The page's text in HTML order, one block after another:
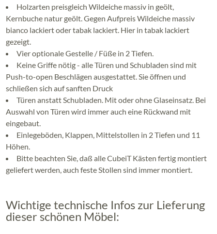
Holzarten preisgleich Wildeiche massiv in geölt,
Kernbuche natur geölt. Gegen Aufpreis Wildeiche massiv
bianco lackiert oder tabak lackiert. Hier in tabak lackiert
gezeigt.
Vier optionale Gestelle / Füße in 2 Tiefen.
Keine Griffe nötig - alle Türen und Schubladen sind mit
Push-to-open Beschlägen ausgestattet. Sie öffnen und
schließen sich auf sanften Druck
Türen anstatt Schubladen. Mit oder ohne Glaseinsatz. Bei
Auswahl von Türen wird immer auch eine Rückwand mit
eingebaut.
Einlegeböden, Klappen, Mittelstollen in 2 Tiefen und 11
Höhen.
Bitte beachten Sie, daß alle CubeiT Kästen fertig montiert
geliefert werden, auch feste Stollen sind immer montiert.
Wichtige technische Infos zur Lieferung
dieser schönen Möbel: